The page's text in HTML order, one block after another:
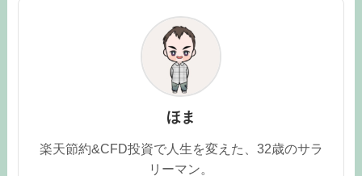
ほま
楽天節約&CFD投資で人生を変えた、32歳のサラ
リーマン。